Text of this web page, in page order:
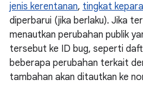
jenis kerentanan, tingkat
diperbarui (jika berlaku). Jika
menautkan perubahan publik
tersebut ke ID bug, seperti
beberapa perubahan terkait
tambahan akan ditautkan ke